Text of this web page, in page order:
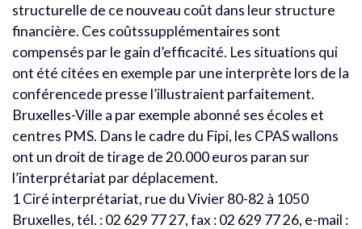
structurelle de ce nouveau coût dans leur structure
financière. Ces coûtssupplémentaires sont
compensés par le gain d’efficacité. Les situations qui
ont été citées en exemple par une interprète lors de la
conférencede presse l’illustraient parfaitement.
Bruxelles-Ville a par exemple abonné ses écoles et
centres PMS. Dans le cadre du Fipi, les CPAS wallons
ont un droit de tirage de 20.000 euros paran sur
l’interprétariat par déplacement.
1 Ciré interprétariat, rue du Vivier 80-82 à 1050
Bruxelles, tél. : 02 629 77 27, fax : 02 629 77 26, e-mail :